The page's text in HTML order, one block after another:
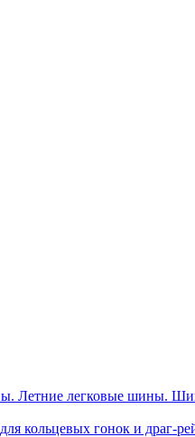
Летние легковые шины.
кольцевых гонок и драг-